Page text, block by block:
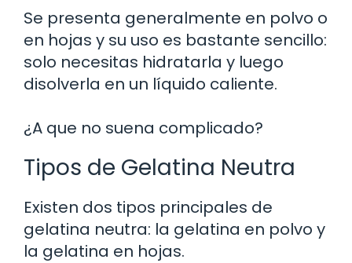
Se presenta generalmente en polvo o
en hojas y su uso es bastante sencillo:
solo necesitas hidratarla y luego
disolverla en un líquido caliente.
¿A que no suena complicado?
Tipos de Gelatina Neutra
Existen dos tipos principales de
gelatina neutra: la gelatina en polvo y
la gelatina en hojas.